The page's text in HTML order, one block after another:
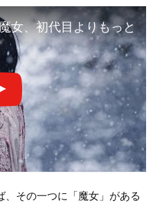
女、初代目よりもっと
その一つに「魔女」がある